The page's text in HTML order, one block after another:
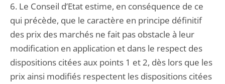
6. Le Conseil d’Etat estime, en conséquence de ce
qui précède, que le caractère en principe définitif
des prix des marchés ne fait pas obstacle à leur
modification en application et dans le respect des
dispositions citées aux points 1 et 2, dès lors que les
prix ainsi modifiés respectent les dispositions citées